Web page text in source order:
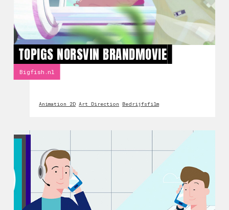
TOPIGS NORSVIN BRANDMOVIE
Bigfish.nl
Animation 2D Art Direction Bedrijfsfilm